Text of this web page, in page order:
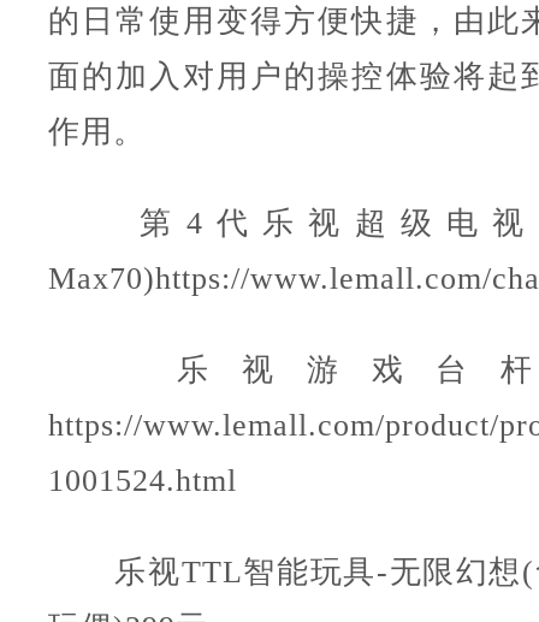
的日常使用变得方便快捷，由此
面的加入对用户的操控体验将起
作用。
第4代乐视超级电视
Max70)https://www.lemall.com/
乐视游戏台杆
https://www.lemall.com/product/
1001524.html
乐视TTL智能玩具-无限幻想(